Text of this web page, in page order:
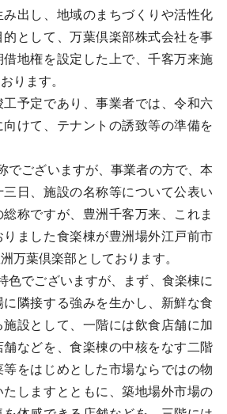
出し、地域のまちづくりや活性化
として、万葉倶楽部株式会社を事
地権を設定した上で、千客万来施
ります。
予定であり、事業者では、令和六
けて、テナントの誘致等の準備を
ございますが、事業者の方で、本
三日、施設の名称等について公表い
称ですが、豊洲千客万来、これま
ました食楽棟が豊洲場外江戸前市
万葉倶楽部としております。
でございますが、まず、食楽棟に
隣接する強みを生かし、新鮮な食
設として、一階には飲食店舗に加
舗などを、食楽棟の中核をなす二階
をはじめとした市場ならではの物
しますとともに、築地場外市場の